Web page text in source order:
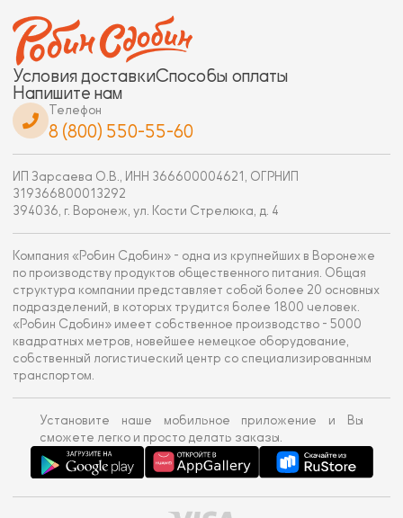
Условия доставкиСпособы оплаты
Напишите нам
Телефон
8 (800) 550-55-60
ИП Зарсаева О.В., ИНН 366600004621, ОГРНИП
319366800013292
394036, г. Воронеж, ул. Кости Стрелюка, д. 4
Компания «Робин Сдобин» - одна из крупнейших в Воронеже
по производству продуктов общественного питания. Общая
структура компании представляет собой более 20 основных
подразделений, в которых трудится более 1800 человек.
«Робин Сдобин» имеет собственное производство - 5000
квадратных метров, новейшее немецкое оборудование,
собственный логистический центр со специализированным
транспортом.
Установите наше мобильное приложение и Вы
сможете легко и просто делать заказы.